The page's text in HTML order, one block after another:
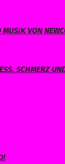
MUSIK VON
SCHMERZ